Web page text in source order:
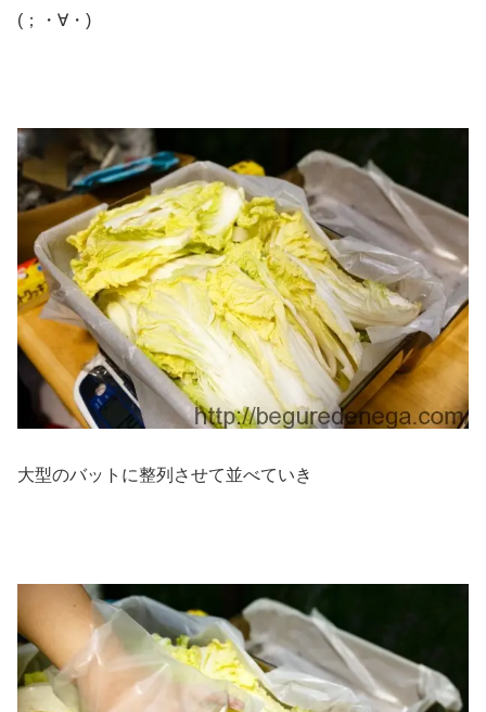
(；・∀・)
大型のバットに整列させて並べていき